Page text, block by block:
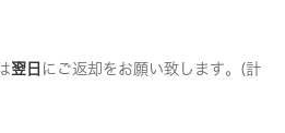
翌日 にご返却をお願い致します。(計